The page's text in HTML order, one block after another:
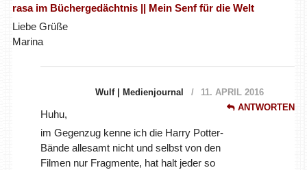
rasa im Büchergedächtnis || Mein Senf für die Welt
Liebe Grüße
Marina
Wulf | Medienjournal
11. APRIL 2016
ANTWORTEN
Huhu,
im Gegenzug kenne ich die Harry Potter-
Bände allesamt nicht und selbst von den
Filmen nur Fragmente, hat halt jeder so